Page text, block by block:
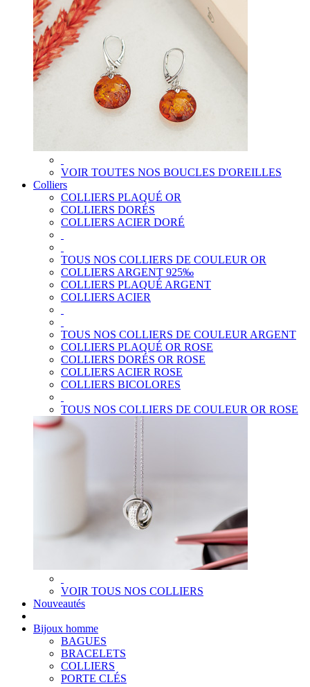
VOIR TOUTES NOS BOUCLES D'OREILLES
Colliers
COLLIERS PLAQUÉ OR
COLLIERS DORÉS
COLLIERS ACIER DORÉ
TOUS NOS COLLIERS DE COULEUR OR
COLLIERS ARGENT 925‰
COLLIERS PLAQUÉ ARGENT
COLLIERS ACIER
TOUS NOS COLLIERS DE COULEUR ARGENT
COLLIERS PLAQUÉ OR ROSE
COLLIERS DORÉS OR ROSE
COLLIERS ACIER ROSE
COLLIERS BICOLORES
TOUS NOS COLLIERS DE COULEUR OR ROSE
VOIR TOUS NOS COLLIERS
Nouveautés
Bijoux homme
BAGUES
BRACELETS
COLLIERS
PORTE CLÉS